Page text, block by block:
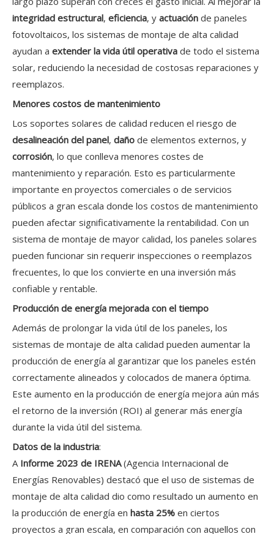
integridad estructural, eficiencia, y actuación de paneles
fotovoltaicos, los sistemas de montaje de alta calidad
ayudan a extender la vida útil operativa de todo el sistema
solar, reduciendo la necesidad de costosas reparaciones y
reemplazos.
Menores costos de mantenimiento
Los soportes solares de calidad reducen el riesgo de
desalineación del panel, daño de elementos externos, y
corrosión, lo que conlleva menores costes de
mantenimiento y reparación. Esto es particularmente
importante en proyectos comerciales o de servicios
públicos a gran escala donde los costos de mantenimiento
pueden afectar significativamente la rentabilidad. Con un
sistema de montaje de mayor calidad, los paneles solares
pueden funcionar sin requerir inspecciones o reemplazos
frecuentes, lo que los convierte en una inversión más
confiable y rentable.
Producción de energía mejorada con el tiempo
Además de prolongar la vida útil de los paneles, los
sistemas de montaje de alta calidad pueden aumentar la
producción de energía al garantizar que los paneles estén
correctamente alineados y colocados de manera óptima.
Este aumento en la producción de energía mejora aún más
el retorno de la inversión (ROI) al generar más energía
durante la vida útil del sistema.
Datos de la industria:
A Informe 2023 de IRENA(Agencia Internacional de
Energías Renovables) destacó que el uso de sistemas de
montaje de alta calidad dio como resultado un aumento en
la producción de energía en hasta 25% en ciertos
proyectos a gran escala, en comparación con aquellos con